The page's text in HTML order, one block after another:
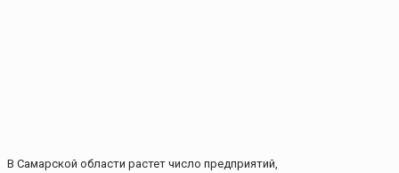
В Самарской области растет число предприятий,